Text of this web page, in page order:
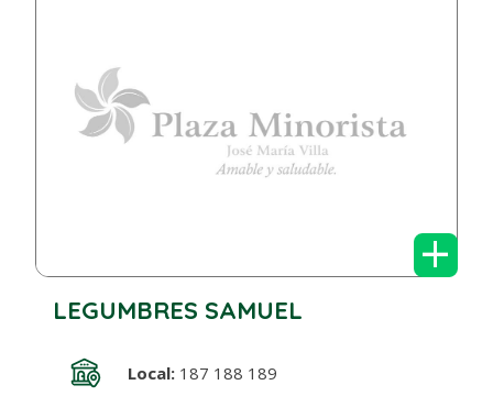
+
LEGUMBRES SAMUEL
Local:187 188 189